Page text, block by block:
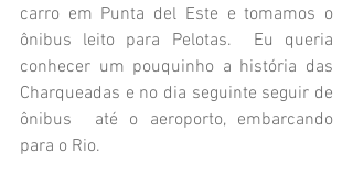
carro em Punta del Este e tomamos o
ônibus leito para Pelotas.  Eu queria
conhecer um pouquinho a história das
Charqueadas e no dia seguinte seguir de
ônibus  até o aeroporto, embarcando
para o Rio.